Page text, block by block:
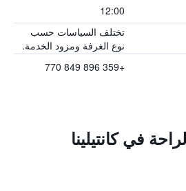
12:00
تختلف السياسات حسب
نوع الغرفة ومزود الخدمة.
+359 896 849 770
في كانتيلينا